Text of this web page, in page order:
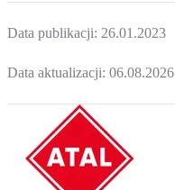
Data publikacji: 26.01.2023
Data aktualizacji: 06.08.2026